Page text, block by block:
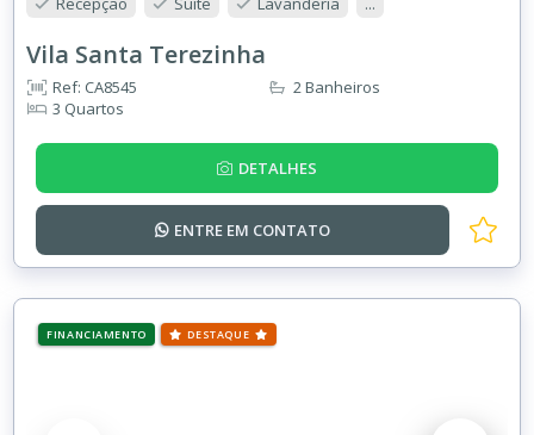
Vila Santa Terezinha
Ref: CA8545
3 Quartos
2 Banheiros
DETALHES
ENTRE EM CONTATO
FINANCIAMENTO DESTAQUE